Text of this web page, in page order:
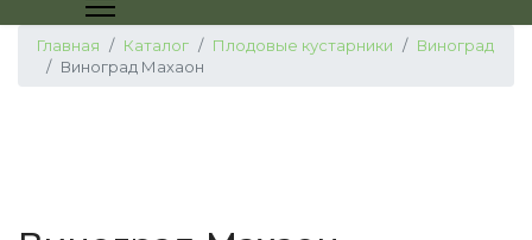
Главная Каталог Плодовые кустарники
Виноград
Виноград Махаон